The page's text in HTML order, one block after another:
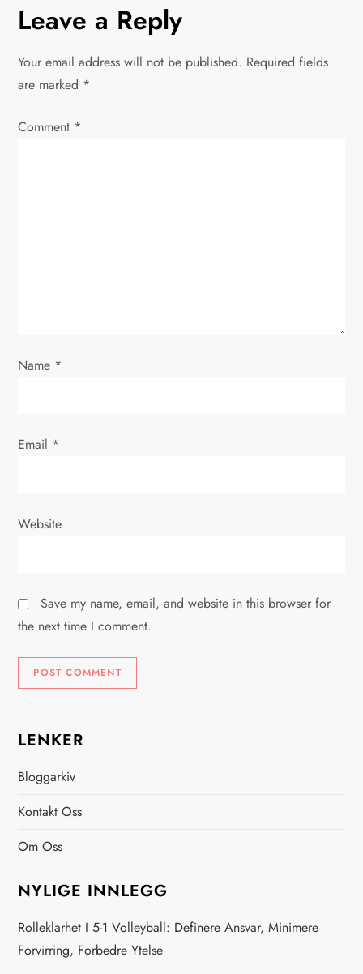
a
v
g
Leave a Reply
Your email address will not be published. Required fields
are marked *
Comment *
Name *
Email *
Website
Save my name, email, and website in this browser for
the next time I comment.
LENKER
Bloggarkiv
Kontakt Oss
Om Oss
NYLIGE INNLEGG
Rolleklarhet I 5-1 Volleyball: Definere Ansvar, Minimere
Forvirring, Forbedre Ytelse